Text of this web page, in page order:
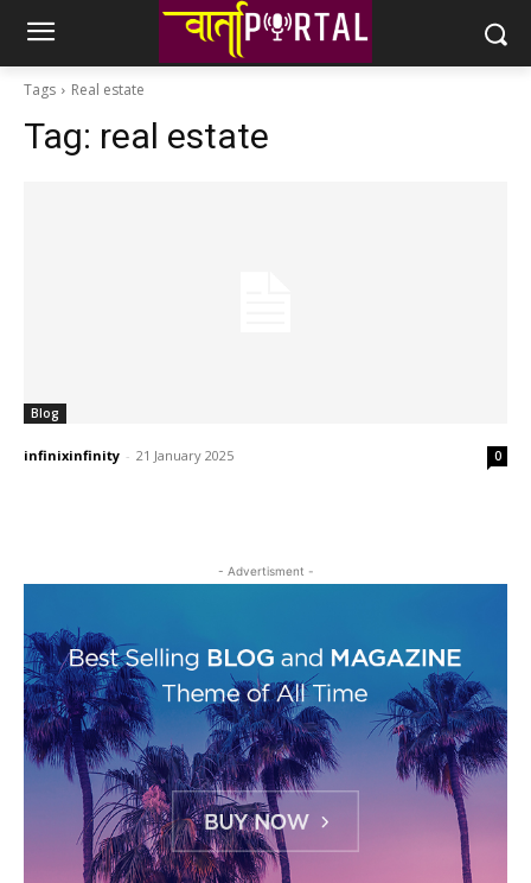
Tags Real estate
Tag: real estate
Blog
infinixinfinity - 21 January 2025 0
- Advertisment -